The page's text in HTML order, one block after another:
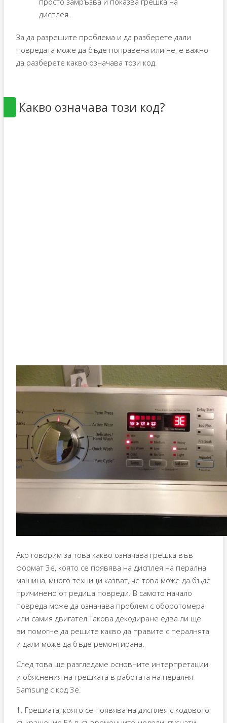
дисплея.
За да разрешите проблема и да разберете дали
повредата може да бъде поправена или не, е важно
да разберете какво означава този код.
Какво означава този код?
Ако говорим за това какво означава грешка във
формат 3e, която се появява на дисплея на перална
машина, много техници казват, че това може да бъде
причинено от редица повреди. В самото начало
повреда може да означава проблем с оборотомера
или самия двигател.Такова декодиране едва ли ще
ви помогне да решите какво да правите с пералнята
и дали може да бъде ремонтирана.
След това ще разгледаме основните интерпретации
и обяснения на грешката в работата на пералня
Samsung с код 3e.
1. Грешката, която се появява на дисплея с кодовото